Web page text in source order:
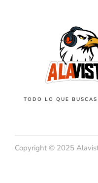
TODO LO QUE
Copyright © 2025